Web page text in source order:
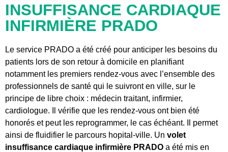
INSUFFISANCE CARDIAQUE
INFIRMIÈRE PRADO
Le service PRADO a été créé pour anticiper les besoins du
patients lors de son retour à domicile en planifiant
notamment les premiers rendez-vous avec l’ensemble des
professionnels de santé qui le suivront en ville, sur le
principe de libre choix : médecin traitant, infirmier,
cardiologue. Il vérifie que les rendez-vous ont bien été
honorés et peut les reprogrammer, le cas échéant. Il permet
ainsi de fluidifier le parcours hopital-ville. Un volet
insuffisance cardiaque infirmière PRADO a été mis en